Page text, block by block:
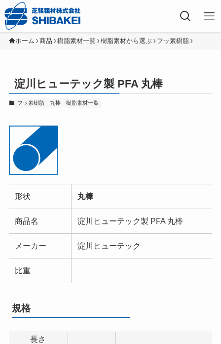
ホーム 商品 樹脂素材一覧 樹脂素材から選ぶ フッ素樹脂
淀川ヒューテック製 PFA 丸棒
フッ素樹脂 丸棒 樹脂素材一覧
形状 丸棒
商品名 淀川ヒューテック製 PFA 丸棒
メーカー 淀川ヒューテック
比重
規格
長さ